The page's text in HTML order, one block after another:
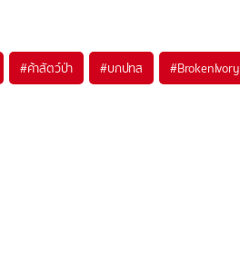
#ค้าสัตว์ป่า #บกปทส #BrokenIvory